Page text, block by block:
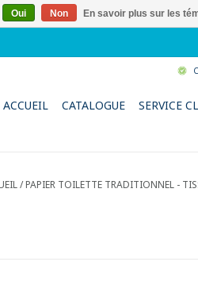
ACCUEIL CATALOGUE SERVICE
/PAPIER TOILETTE TRADITIONNEL -
Oui Non En savoir plus sur les